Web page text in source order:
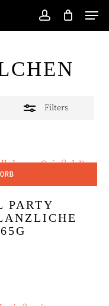
Filters
PARTY
S
Close